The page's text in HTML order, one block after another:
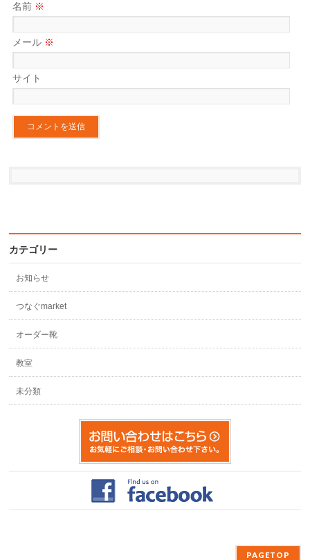
名前 ※
メール ※
サイト
カテゴリー
お知らせ
つなぐmarket
オーダー靴
教室
未分類
PAGETOP